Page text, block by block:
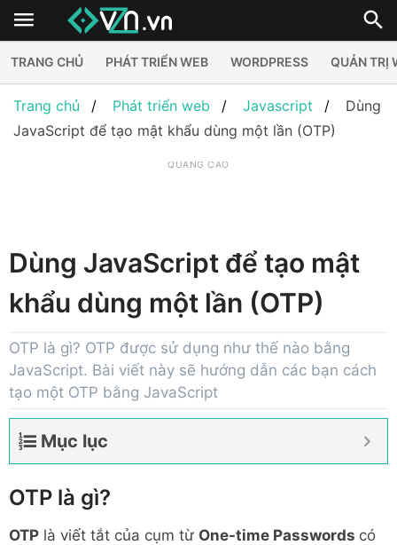
TRANG CHỦ PHÁT TRIỂN WEB WORDPRESS QUẢN TRỊ
Trang chủ Phát triển web Javascript
Dùng
JavaScript để tạo mật khẩu dùng một lần (OTP)
QUẢNG CÁO
Dùng JavaScript để tạo mật
khẩu dùng một lần (OTP)
OTP là gì? OTP được sử dụng như thế nào bằng
JavaScript. Bài viết này sẽ hướng dẫn các bạn cách
tạo một OTP bằng JavaScript
Mục lục
OTP là gì?
OTP là viết tắt của cụm từ One-time Passwords có